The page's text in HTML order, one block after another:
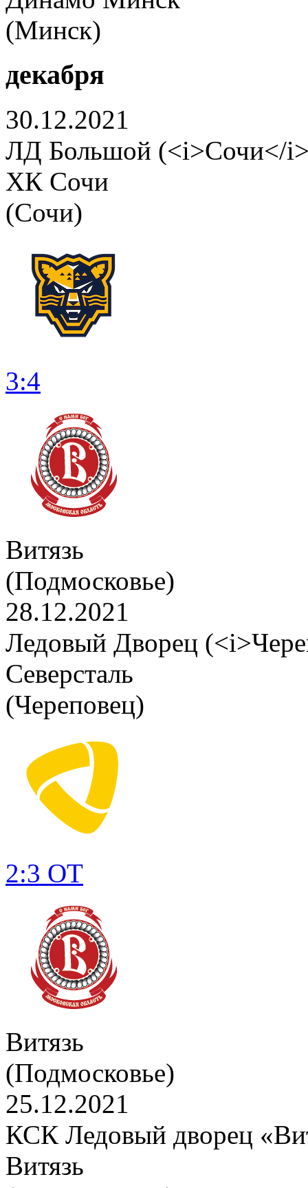
(Минск)
декабря
30.12.2021
ЛД Большой (<i>Сочи</
ХК Сочи
(Сочи)
3:4
Витязь
(Подмосковье)
28.12.2021
Ледовый Дворец
Северсталь
(Череповец)
2:3 ОТ
Витязь
(Подмосковье)
25.12.2021
КСК Ледовый дворец
Витязь